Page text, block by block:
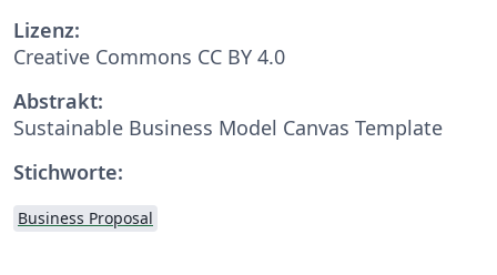
Lizenz:
Creative Commons CC BY 4.0
Abstrakt:
Sustainable Business Model Canvas Template
Stichworte:
Business Proposal